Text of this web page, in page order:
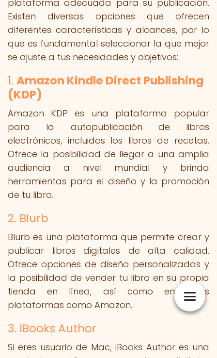
plataforma adecuada para su publicación.
Existen diversas opciones que ofrecen
diferentes características y alcances, por lo
que es fundamental seleccionar la que mejor
se ajuste a tus necesidades y objetivos:
1. Amazon Kindle Direct Publishing
(KDP)
Amazon KDP es una plataforma popular
para la autopublicación de libros
electrónicos, incluidos los libros de recetas.
Ofrece la posibilidad de llegar a una amplia
audiencia a nivel mundial y brinda
herramientas para el diseño y la promoción
de tu libro.
2. Blurb
Blurb es una plataforma que permite crear y
publicar libros digitales de alta calidad.
Ofrece opciones de diseño personalizadas y
la posibilidad de vender tu libro en su propia
tienda en línea, así como en otras
plataformas como Amazon.
3. iBooks Author
Si eres usuario de Mac, iBooks Author es una